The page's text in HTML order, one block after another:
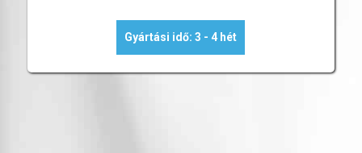
Gyártási idő: 3 - 4 hét